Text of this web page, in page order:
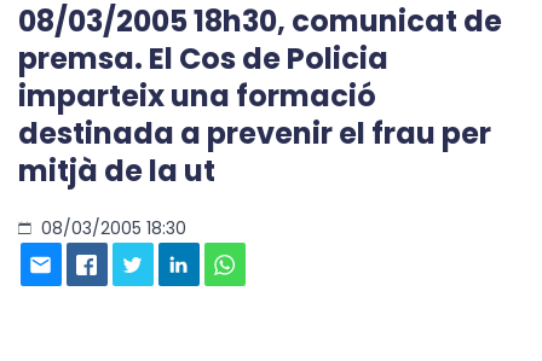
08/03/2005 18h30, comunicat de
premsa. El Cos de Policia
imparteix una formació
destinada a prevenir el frau per
mitjà de la ut
08/03/2005 18:30